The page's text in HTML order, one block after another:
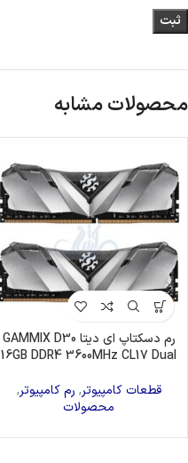
محصولات مشابه
رم دسکتاپ ای دیتا GAMMIX D30
16GB DDR4 3600MHz CL17 Dual
قطعات کامپیوتر, رم کامپیوتر,
محصولات